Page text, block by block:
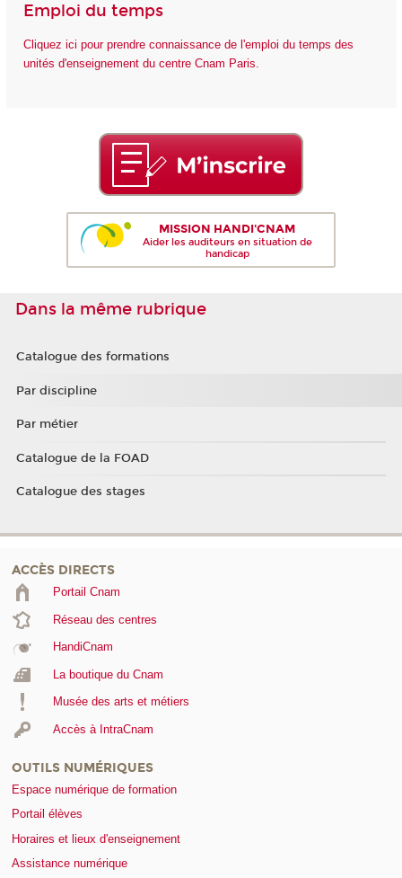
Emploi du temps
Cliquez ici pour prendre connaissance de l'emploi du temps des
unités d'enseignement du centre Cnam Paris.
MISSION HANDI'CNAM
Aider les auditeurs en situation de
handicap
Dans la même rubrique
Catalogue des formations
Par discipline
Par métier
Catalogue de la FOAD
Catalogue des stages
ACCÈS DIRECTS
Portail Cnam
Réseau des centres
HandiCnam
La boutique du Cnam
Musée des arts et métiers
Accès à IntraCnam
OUTILS NUMÉRIQUES
Espace numérique de formation
Portail élèves
Horaires et lieux d'enseignement
Assistance numérique